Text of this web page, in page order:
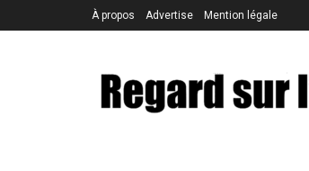
À propos Advertise Mention légale